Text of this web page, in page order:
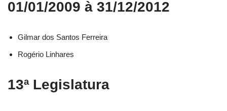
01/01/2009 à 31/12/2012
Gilmar dos Santos Ferreira
Rogério Linhares
13ª Legislatura